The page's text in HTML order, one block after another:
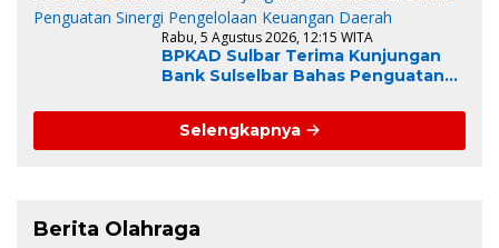
Rabu, 5 Agustus 2026, 12:15 WITA
BPKAD Sulbar Terima Kunjungan
Bank Sulselbar Bahas Penguatan
Daerah
Selengkapnya
Berita Olahraga